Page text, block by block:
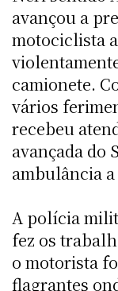
avançou a
motociclista
camionete.
vários
recebeu
avançada do
ambulância
A polícia
fez os
o motorista
flagrantes